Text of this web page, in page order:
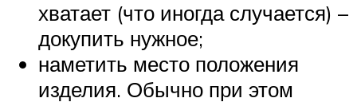
хватает (что иногда случается) –
докупить нужное;
наметить место положения
изделия. Обычно при этом